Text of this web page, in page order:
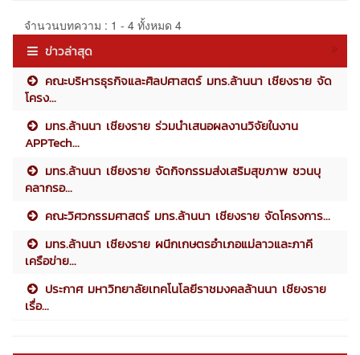
จำนวนบทความ : 1 - 4 ทั้งหมด 4
ข่าวล่าสุด
คณะบริหารธุรกิจและศิลปศาสตร์ มทร.ล้านนา เชียงราย จัด
โครง...
มทร.ล้านนา เชียงราย ร่วมนำเสนอผลงานวิจัยในงาน
APPTech...
มทร.ล้านนา เชียงราย จัดกิจกรรมส่งเสริมสุขภาพ ชวนบุ
คลากรอ...
คณะวิศวกรรมศาสตร์ มทร.ล้านนา เชียงราย จัดโครงการ...
มทร.ล้านนา เชียงราย ผนึกเกษตรอำเภอแม่ลาวและภาคี
เครือข่าย...
ประกาศ มหาวิทยาลัยเทคโนโลยีราชมงคลล้านนา เชียงราย
เรื่อ...